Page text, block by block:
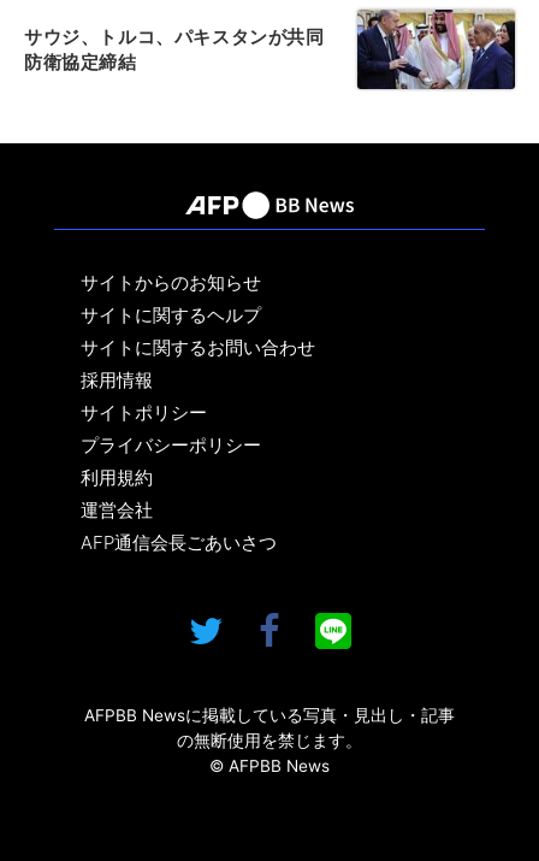
サウジ、トルコ、パキスタンが共同
防衛協定締結
サイトからのお知らせ
サイトに関するヘルプ
サイトに関するお問い合わせ
採用情報
サイトポリシー
プライバシーポリシー
利用規約
運営会社
AFP通信会長ごあいさつ
AFPBB Newsに掲載している写真・見出し・記事
の無断使用を禁じます。
© AFPBB News